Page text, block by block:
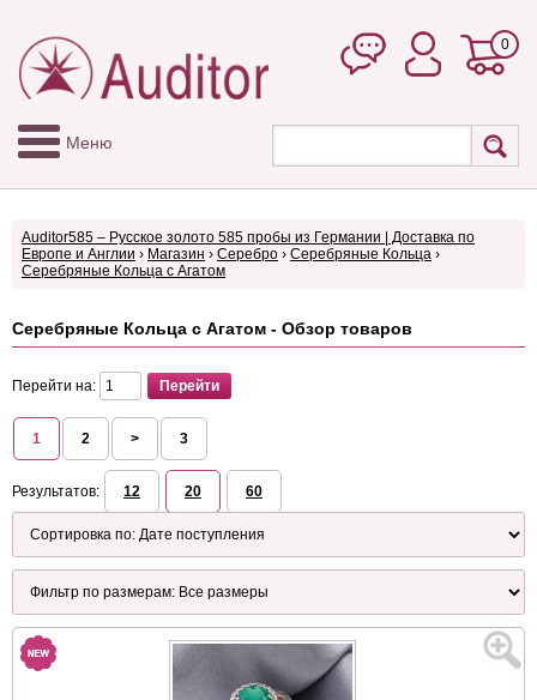
0
Меню
Auditor585 – Русское золото 585 пробы из Германии | Доставка по
Европе и Англии › Магазин › Серебро › Серебряные Кольца ›
Серебряные Кольца с Агатом
Серебряные Кольца с Агатом - Обзор товаров
Перейти на:
1 2 > 3
Результатов: 12 20 60